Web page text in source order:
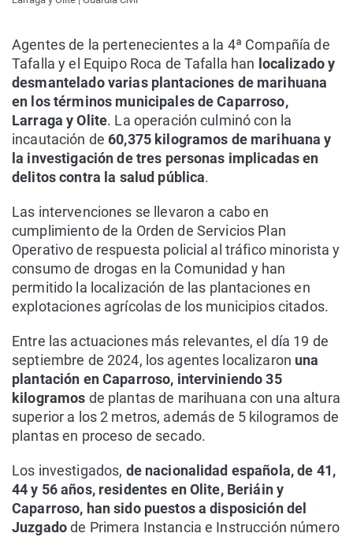
Agentes de la pertenecientes a la 4ª Compañía de
Tafalla y el Equipo Roca de Tafalla han localizado y
desmantelado varias plantaciones de marihuana
en los términos municipales de Caparroso,
Larraga y Olite. La operación culminó con la
incautación de60,375 kilogramos de marihuana y
la investigación de tres personas implicadas en
delitos contra la salud pública.
Las intervenciones se llevaron a cabo en
cumplimiento de la Orden de Servicios Plan
Operativo de respuesta policial al tráfico minorista y
consumo de drogas en la Comunidad y han
permitido la localización de las plantaciones en
explotaciones agrícolas de los municipios citados.
Entre las actuaciones más relevantes, el día 19 de
septiembre de 2024, los agentes localizaron una
plantación en Caparroso, interviniendo 35
kilogramos de plantas de marihuana con una altura
superior a los 2 metros, además de 5 kilogramos de
plantas en proceso de secado.
Los investigados, de nacionalidad española, de 41,
44 y 56 años, residentes en Olite, Beriáin y
Caparroso, han sido puestos a disposición del
Juzgadode Primera Instancia e Instrucción número